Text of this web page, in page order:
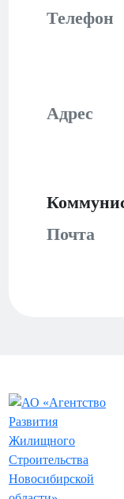
Телефон
Адрес
Почта